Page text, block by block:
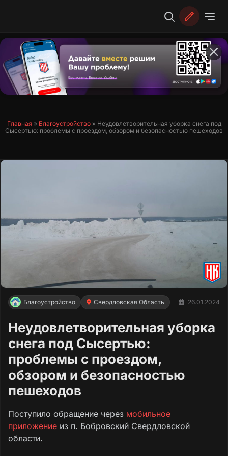
Главная » Благоустройство» Неудовлетворительная уборка снега под
Сысертью: проблемы с проездом, обзором и безопасностью пешеходов
Благоустройство Свердловская Область 26.01.2024
Неудовлетворительная уборка
снега под Сысертью:
проблемы с проездом,
обзором и безопасностью
пешеходов
Поступило обращение через мобильное
приложение из п. Бобровский Свердловской
области.